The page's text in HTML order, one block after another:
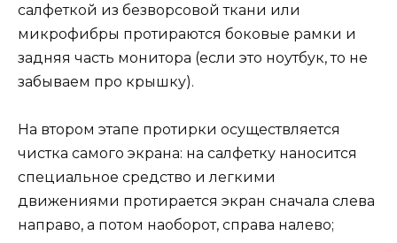
салфеткой из безворсовой ткани или
микрофибры протираются боковые рамки и
задняя часть монитора (если это ноутбук, то не
забываем про крышку).
На втором этапе протирки осуществляется
чистка самого экрана: на салфетку наносится
специальное средство и легкими
движениями протирается экран сначала слева
направо, а потом наоборот, справа налево;